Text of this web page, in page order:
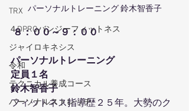
TRX
４DPROバンジーフィットネス
ジャイロキネシス
令和
テクニカル養成コース
パーソナルストレッチ
パーソナルトレーニング 鈴木智香子
８：００～９：００
パーソナルトレーニング
定員１名
鈴木智香子
フィットネス指導歴２５年。大勢のク